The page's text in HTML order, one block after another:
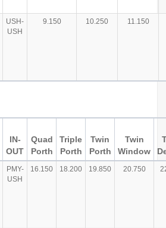
USH-
USH
9.150 10.250 11.150
IN-
OUT
Quad
Porth
Triple
Porth
Twin
Porth
Twin
Window
PMY-
USH
16.150 18.200 19.850 20.750